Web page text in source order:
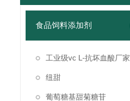
食品饲料添加剂
工业级vc L-抗坏血酸厂家
纽甜
葡萄糖基甜菊糖苷